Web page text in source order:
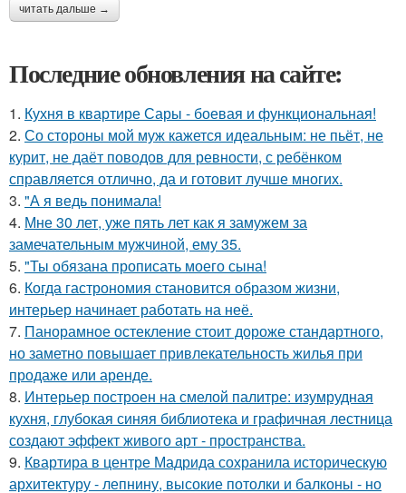
читать дальше →
Последние обновления на сайте:
1. Кухня в квартире Сары - боевая и функциональная!
2. Со стороны мой муж кажется идеальным: не пьёт, не
курит, не даёт поводов для ревности, с ребёнком
справляется отлично, да и готовит лучше многих.
3. "А я ведь понимала!
4. Мне 30 лет, уже пять лет как я замужем за
замечательным мужчиной, ему 35.
5. "Ты обязана прописать моего сына!
6. Когда гастрономия становится образом жизни,
интерьер начинает работать на неё.
7. Панорамное остекление стоит дороже стандартного,
но заметно повышает привлекательность жилья при
продаже или аренде.
8. Интерьер построен на смелой палитре: изумрудная
кухня, глубокая синяя библиотека и графичная лестница
создают эффект живого арт - пространства.
9. Квартира в центре Мадрида сохранила историческую
архитектуру - лепнину, высокие потолки и балконы - но